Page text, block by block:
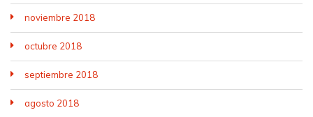
noviembre 2018
octubre 2018
septiembre 2018
agosto 2018